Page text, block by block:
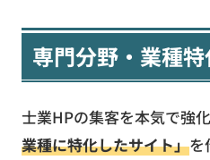
専門分野・業種
士業HPの集客を本気で強化
業種に特化したサイト」を